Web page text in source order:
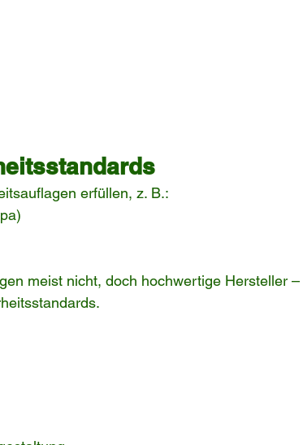
erfüllen, z. B.:
meist nicht, doch hochwertige Hersteller –